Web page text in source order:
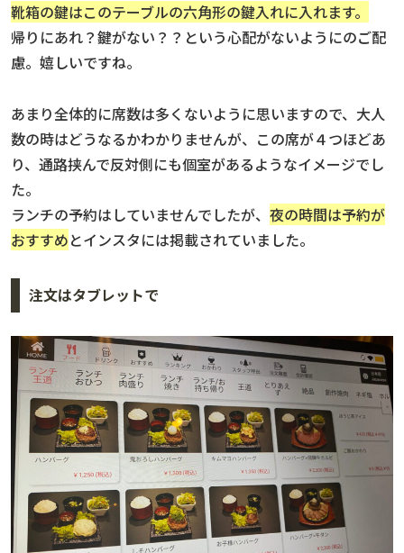
靴箱の鍵はこのテーブルの六角形の鍵入れに入れます。
帰りにあれ？鍵がない？？という心配がないようにのご配
慮。嬉しいですね。
あまり全体的に席数は多くないように思いますので、大人
数の時はどうなるかわかりませんが、この席が４つほどあ
り、通路挟んで反対側にも個室があるようなイメージでし
た。
ランチの予約はしていませんでしたが、 夜の時間は予約が
おすすめとインスタには掲載されていました。
注文はタブレットで